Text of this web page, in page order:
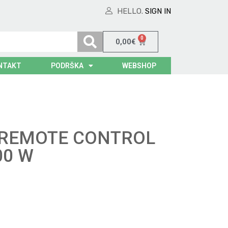
HELLO. SIGN IN
0,00€ 0
PODRŠKA WEBSHOP
CONTROL
W